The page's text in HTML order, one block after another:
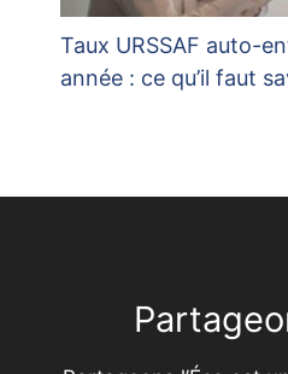
Taux URSSAF auto-
année : ce qu’il faut